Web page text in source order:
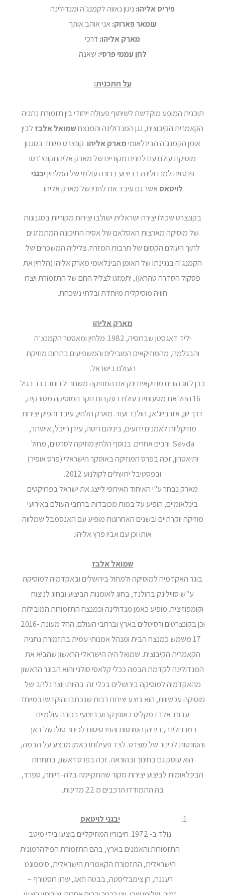
פיריס אליהו: ניגון נאווה לקמנג׳ה ומנדולינה
עומאר פארוק: אני אוהב אותך
מארק אליהו:דרכי
לחן עממי פרסי: שאנה
על התכנית:
תוכנית המופע מוקדשת לשיתוף פעולה ייחודי בין תזמורת נתניה
הקאמרית הקיבוצית, נגן המנדולינה והמנצחשמואל אלבזלבין
אומן הקמנג׳ה הבינלאומימארק אליהו. קונצרט מיוחד בסגנון
מוסיקת עולם עם לחנים מקוריים של מארק אליהו וקונצ׳רטו
פנטזיה למנדולינה בביצוע בכורה עולמי של המלחיןיבגני
לויטאסאשר גם עיבד את לחניו של מארק אליהו.
בקונצרט שכולו יצירה ישראלית ישולבו יצירות מקוריות בסגנונות
של מוסיקה מארצות האסלאם של אסיה התיכונה המתמזגים
לתוך העולם הקסום של תרבות המזרח. צליליה המשכרים של
הקמנג׳ה בנגינתו של האומן הבינלאומי מארק אליהו (הלחין את
פסקול הסדרה טהראן), יתמזגו לצליל החם של התזמורת ויצרו
חוויה מוסיקלית מיוחדת ובלתי נשכחת.
מארק אליהו
יליד דאגסטן שברוסיה, 1982. מלחין ומאסטר הקמנצ׳ה
והבגלמה, מהמוזיקאים המובילים והמשפיעים בתחום מוזיקת
העולם בישראל.
כבן לזוג הורים מוזיקאים ינק את המוזיקה משחר ילדותו. כבר בגיל
16 החל את מסעותיו בעולם בעקבות חקר המוסיקה מטורקיה,
דרך יוון, אזרבייג'אן, הולנד ועוד. מארק הלחין, עיבד והפיק יצירות
מוזיקליות לאמנים ידועים, ביניהם ריטה, עידן רייכל, אישתר,
Sevda ורבים אחרים. בנוסף הלחין מוזיקה לסרטים, מחול
ותיאטרון, זכה בפרס המוזיקה באוסקר הישראלי (פרס אופיר)
ובפסטיבל ירושלים לקולנוע 2012.
מארק נבחר ע"י האיחוד האירופי לייצג את ישראל בפרויקטים
בינלאומיים, הופיע על במות מכובדות ברחבי העולם באירועי
מוזיקה יוקרתיים ובשנים האחרונות מופיע עם האנסמבל שמלווה
אותו וכן עם אביו פרץ אליהו.
שמואל אלבז
בוגר האקדמיה למוסיקה ולמחול בירושלים ובאקדמיה למוסיקה
ע"ש סווילינק בהולנד, בחוג לאומנות הביצוע ובחוג לניצוח
וקומפוזיציה. מופיע כאמן מנדולינה וכמנצח התזמורות המובילות
וכן בקונצרטים ורסיטלים בארץ וברחבי העולם. החל מעונת 2016-
17 משמש כמנצח הבית ומנהל אמנותי עמית בתזמורת נתניה
הקאמרית הקיבוצית. שמואל היה הישראלי הראשון שהביא את
המנדולינה לקדמת הבמה ככלי קלאסי סולני והוא הבוגר הראשון
מהאקדמיה למוסיקה בירושלים בכלי זה. בהיותו יוצר נלהב של
מוסיקה עכשווית, הוא ביצע יצירות רבות שנכתבו והוקדשו במיוחד
עבורו. אלבז מקליט באופן קבוע ביצועי בכורה עולמיים
במנדולינה, ביניהן הסונטות והפרטיטות לכינור סולו של באך
והסונטות לכינור של מוצרט. לצד פעילותו כאמן מבצע על הבמה,
הוא עוסק גם בחינוך ובהוראה. זכה בפרס ראשון, בתחרות
הבינלאומית לביצוע יצירות מקור שהתקיימה בלה- ריוחה, ספרד,
בה התמודדו הרכבים מ 22 מדינות.
יבגני לויטאס
נולד ב- 1972. חיבוריו המוזיקליים בוצעו בידי מיטב
התזמורות והאמנים בארץ, בהם התזמורת הפילהרמונית
הישראלית, התזמורת הקאמרית הישראלית, סימפונט
רעננה, חן צימבליסטה, בבטה חאג, שרון רוסטורף –